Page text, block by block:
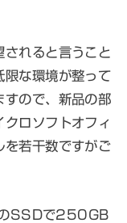
されると言うこと
限な環境が整って
すので、新品の部
クロソフトオフィ
を若干数ですがご
のSSDで250GB